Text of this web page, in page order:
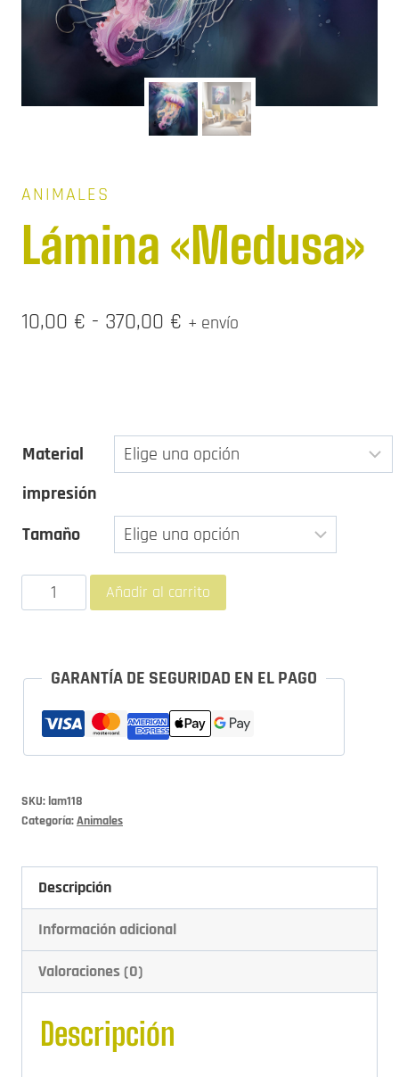
ANIMALES
Lámina «Medusa»
10,00 € - 370,00 € Rango
desde
10,00 €
370,00 €
+ envío
Material
impresión
Tamaño
Lámina
"Medusa"
Añadir al carrito
GARANTÍA DE SEGURIDAD EN EL PAGO
SKU:lam118
Categoría:Animales
Descripción
Información adicional
Valoraciones (0)
Descripción